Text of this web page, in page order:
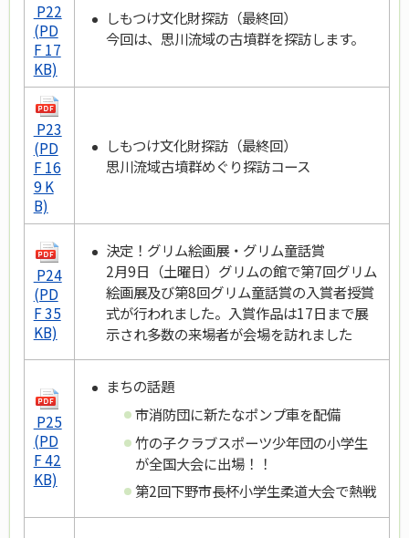
P22
(PD
F 17
KB)
しもつけ文化財探訪（最終回）
今回は、思川流域の古墳群を探訪します。
P23
(PD
F 16
9 K
B)
しもつけ文化財探訪（最終回）
思川流域古墳群めぐり探訪コース
P24
(PD
F 35
KB)
決定！グリム絵画展・グリム童話賞
2月9日（土曜日）グリムの館で第7回グリム
絵画展及び第8回グリム童話賞の入賞者授賞
式が行われました。入賞作品は17日まで展
示され多数の来場者が会場を訪れました
P25
(PD
F 42
KB)
まちの話題
市消防団に新たなポンプ車を配備
竹の子クラブスポーツ少年団の小学生
が全国大会に出場！！
第2回下野市長杯小学生柔道大会で熱戦